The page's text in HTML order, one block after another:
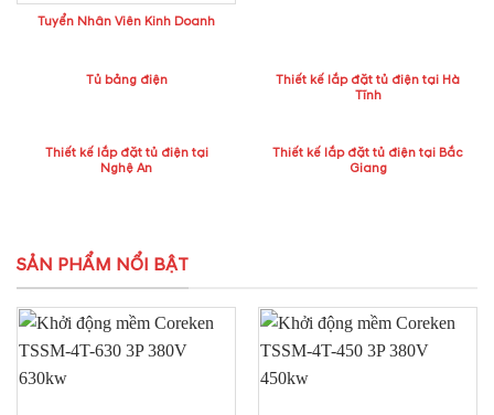
Tuyển Nhân Viên Kinh Doanh
Tủ bảng điện
Thiết kế lắp đặt tủ điện tại Hà
Tĩnh
Thiết kế lắp đặt tủ điện tại
Nghệ An
Thiết kế lắp đặt tủ điện tại Bắc
Giang
SẢN PHẨM NỔI BẬT